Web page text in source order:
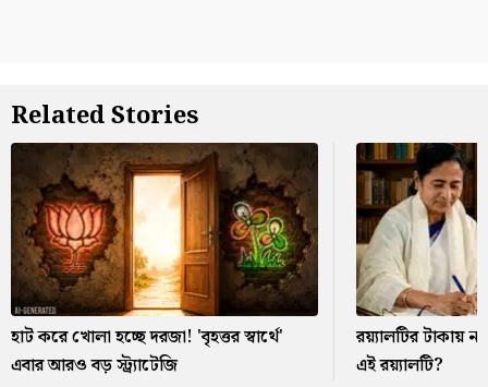
Related Stories
হাট করে খোলা হচ্ছে দরজা! 'বৃহত্তর স্বার্থে'
এবার আরও বড় স্ট্র্যাটেজি
রয়্যালটির টাকায়
এই রয়্যালটি?